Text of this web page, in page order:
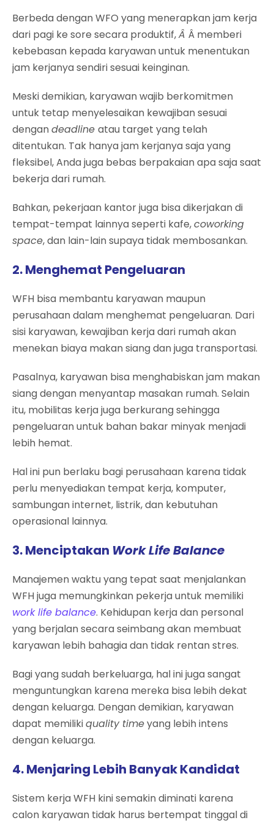
Berbeda dengan WFO yang menerapkan jam kerja
dari pagi ke sore secara produktif,Â Â memberi
kebebasan kepada karyawan untuk menentukan
jam kerjanya sendiri sesuai keinginan.
Meski demikian, karyawan wajib berkomitmen
untuk tetap menyelesaikan kewajiban sesuai
dengandeadline atau target yang telah
ditentukan. Tak hanya jam kerjanya saja yang
fleksibel, Anda juga bebas berpakaian apa saja saat
bekerja dari rumah.
Bahkan, pekerjaan kantor juga bisa dikerjakan di
tempat-tempat lainnya seperti kafe,coworking
space, dan lain-lain supaya tidak membosankan.
2. Menghemat Pengeluaran
WFH bisa membantu karyawan maupun
perusahaan dalam menghemat pengeluaran. Dari
sisi karyawan, kewajiban kerja dari rumah akan
menekan biaya makan siang dan juga transportasi.
Pasalnya, karyawan bisa menghabiskan jam makan
siang dengan menyantap masakan rumah. Selain
itu, mobilitas kerja juga berkurang sehingga
pengeluaran untuk bahan bakar minyak menjadi
lebih hemat.
Hal ini pun berlaku bagi perusahaan karena tidak
perlu menyediakan tempat kerja, komputer,
sambungan internet, listrik, dan kebutuhan
operasional lainnya.
3. Menciptakan Work Life Balance
Manajemen waktu yang tepat saat menjalankan
WFH juga memungkinkan pekerja untuk memiliki
work life balance. Kehidupan kerja dan personal
yang berjalan secara seimbang akan membuat
karyawan lebih bahagia dan tidak rentan stres.
Bagi yang sudah berkeluarga, hal ini juga sangat
menguntungkan karena mereka bisa lebih dekat
dengan keluarga. Dengan demikian, karyawan
dapat memilikiquality timeyang lebih intens
dengan keluarga.
4. Menjaring Lebih Banyak Kandidat
Sistem kerja WFH kini semakin diminati karena
calon karyawan tidak harus bertempat tinggal di